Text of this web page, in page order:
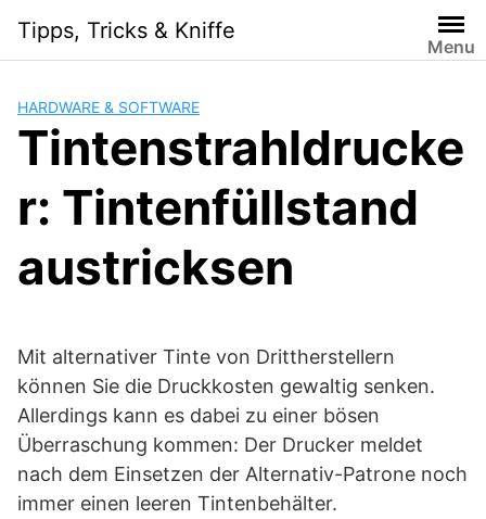
content
Tipps, Tricks & Kniffe
Menu
HARDWARE & SOFTWARE
Tintenstrahldrucke
r: Tintenfüllstand
austricksen
Mit alternativer Tinte von Drittherstellern
können Sie die Druckkosten gewaltig senken.
Allerdings kann es dabei zu einer bösen
Überraschung kommen: Der Drucker meldet
nach dem Einsetzen der Alternativ-Patrone noch
immer einen leeren Tintenbehälter.